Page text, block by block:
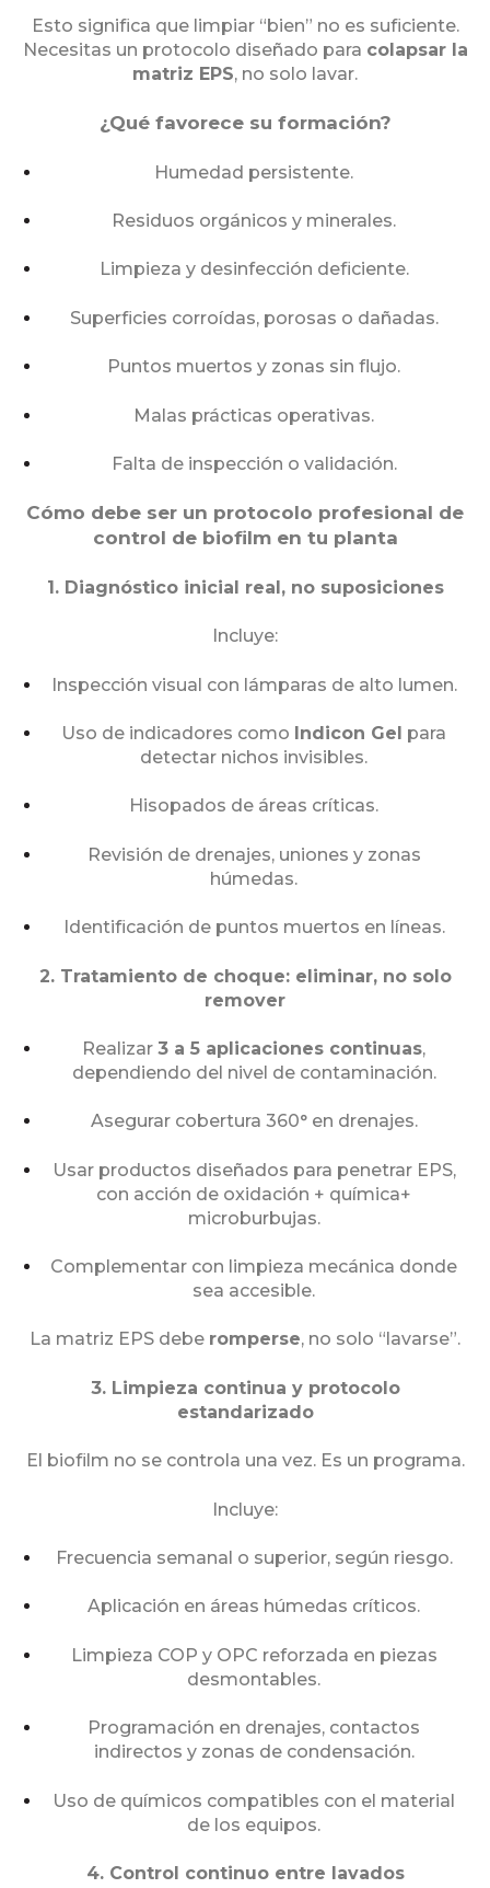
Esto significa que limpiar “bien” no es suficiente.
Necesitas un protocolo diseñado para colapsar la
matriz EPS, no solo lavar.
¿Qué favorece su formación?
Humedad persistente.
Residuos orgánicos y minerales.
Limpieza y desinfección deficiente.
Superficies corroídas, porosas o dañadas.
Puntos muertos y zonas sin flujo.
Malas prácticas operativas.
Falta de inspección o validación.
Cómo debe ser un protocolo profesional de
control de biofilm en tu planta
1. Diagnóstico inicial real, no suposiciones
Incluye:
Inspección visual con lámparas de alto lumen.
Uso de indicadores como Indicon Gel para
detectar nichos invisibles.
Hisopados de áreas críticas.
Revisión de drenajes, uniones y zonas
húmedas.
Identificación de puntos muertos en líneas.
2. Tratamiento de choque: eliminar, no solo
remover
Realizar 3 a 5 aplicaciones continuas,
dependiendo del nivel de contaminación.
Asegurar cobertura 360° en drenajes.
Usar productos diseñados para penetrar EPS,
con acción de oxidación + química+
microburbujas.
Complementar con limpieza mecánica donde
sea accesible.
La matriz EPS debe romperse, no solo “lavarse”.
3. Limpieza continua y protocolo
estandarizado
El biofilm no se controla una vez. Es un programa.
Incluye:
Frecuencia semanal o superior, según riesgo.
Aplicación en áreas húmedas críticos.
Limpieza COP y OPC reforzada en piezas
desmontables.
Programación en drenajes, contactos
indirectos y zonas de condensación.
Uso de químicos compatibles con el material
de los equipos.
4. Control continuo entre lavados